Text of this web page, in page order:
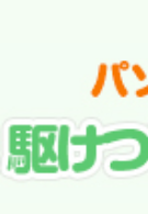
台東区のお客様